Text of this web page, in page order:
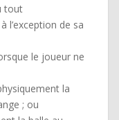
tout
l’exception de sa
le joueur ne
la
; ou